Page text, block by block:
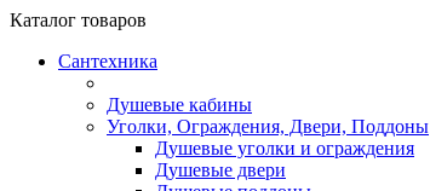
Каталог товаров
Сантехника
Душевые кабины
Уголки, Ограждения, Двери, Поддоны
Душевые уголки и ограждения
Душевые двери